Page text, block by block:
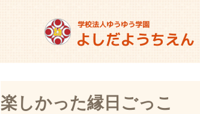
楽しかった縁日ごっこ